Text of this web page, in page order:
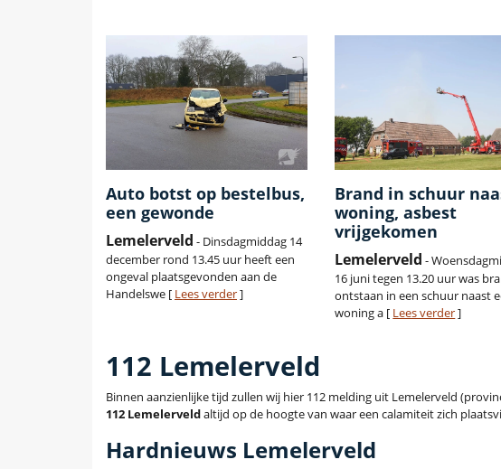
Auto botst op bestelbus,
een gewonde
Lemelerveld - Dinsdagmiddag 14
december rond 13.45 uur heeft een
ongeval plaatsgevonden aan de
Handelswe [ Lees verder]
Brand in schuur
woning, asbest
vrijgekomen
Lemelerveld -
16 juni tegen 13.20 uur was
ontstaan in een schuur naast
woning a [ Lees verder]
112 Lemelerveld
Binnen aanzienlijke tijd zullen wij hier 112 melding uit Lemelerveld
112 Lemelerveldaltijd op de hoogte van waar een calamiteit zich
Hardnieuws Lemelerveld